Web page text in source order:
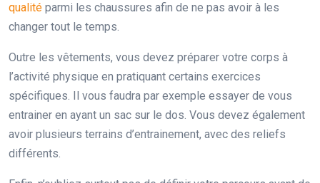
qualité parmi les chaussures afin de ne pas avoir à les
changer tout le temps.
Outre les vêtements, vous devez préparer votre corps à
l’activité physique en pratiquant certains exercices
spécifiques. Il vous faudra par exemple essayer de vous
entrainer en ayant un sac sur le dos. Vous devez également
avoir plusieurs terrains d’entrainement, avec des reliefs
différents.